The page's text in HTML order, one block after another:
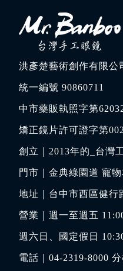
洪彥楚藝術創作有限公
統一編號 90860711
中市藥販執照字第
矯正鏡片許可證字第
創立｜2013年的_台灣
門市｜金典綠園道 寵
地址｜ 台中市西區健行
營業｜週一至週五
週六日、國定假日
電話｜04-2319-8000